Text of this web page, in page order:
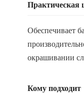
Практическая
Обеспечивает
окрашивании
Кому подходит